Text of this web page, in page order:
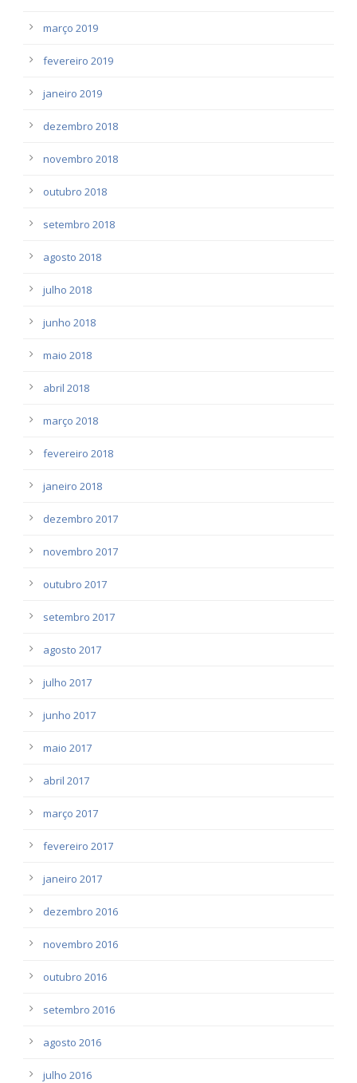
março 2019
fevereiro 2019
janeiro 2019
dezembro 2018
novembro 2018
outubro 2018
setembro 2018
agosto 2018
julho 2018
junho 2018
maio 2018
abril 2018
março 2018
fevereiro 2018
janeiro 2018
dezembro 2017
novembro 2017
outubro 2017
setembro 2017
agosto 2017
julho 2017
junho 2017
maio 2017
abril 2017
março 2017
fevereiro 2017
janeiro 2017
dezembro 2016
novembro 2016
outubro 2016
setembro 2016
agosto 2016
julho 2016